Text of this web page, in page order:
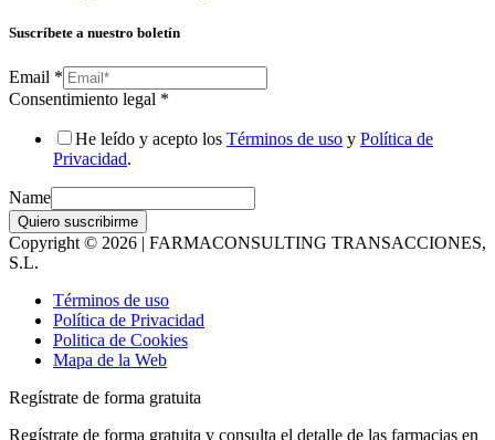
Suscríbete a nuestro boletín
Email *
Consentimiento legal *
He leído y acepto los Términos de uso y Política de
Privacidad.
Name
Quiero suscribirme
Copyright © 2026 | FARMACONSULTING TRANSACCIONES,
S.L.
Términos de uso
Política de Privacidad
Politica de Cookies
Mapa de la Web
Regístrate de forma gratuita
Regístrate de forma gratuita y consulta el detalle de las farmacias en